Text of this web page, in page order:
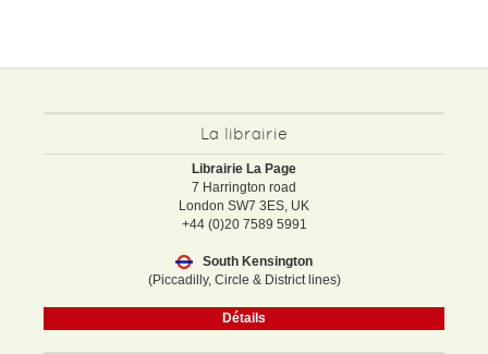
La librairie
Librairie La Page
7 Harrington road
London SW7 3ES, UK
+44 (0)20 7589 5991
South Kensington
(Piccadilly, Circle & District lines)
Détails